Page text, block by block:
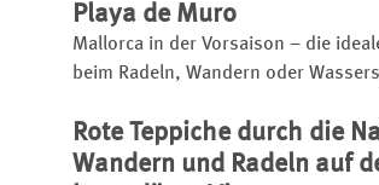
Playa de Muro
Mallorca in der Vorsaison – die
beim Radeln, Wandern oder
Rote Teppiche durch die
Wandern und Radeln auf